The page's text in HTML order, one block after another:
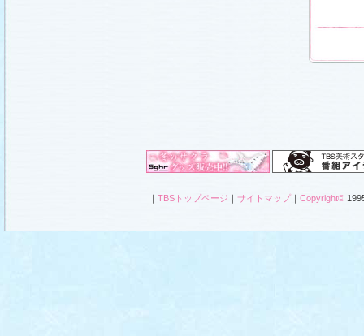
｜ TBSトップページ ｜ サイトマップ｜ Copyright©